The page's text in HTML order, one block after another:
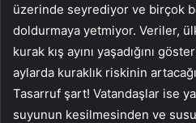
üzerinde seyrediyor ve birçok
doldurmaya yetmiyor. Veriler,
kurak kış ayını yaşadığını
aylarda kuraklık riskinin
Tasarruf şart! Vatandaşlar ise
suyunun kesilmesinden ve